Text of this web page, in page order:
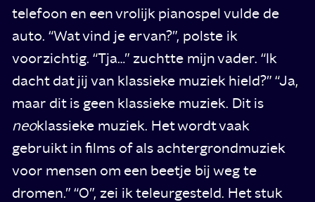
telefoon en een vrolijk pianospel vulde de
auto. “Wat vind je ervan?”, polste ik
voorzichtig. “Tja…” zuchtte mijn vader. “Ik
dacht dat jij van klassieke muziek hield?” “Ja,
maar dit is geen klassieke muziek. Dit is
neoklassieke muziek. Het wordt vaak
gebruikt in films of als achtergrondmuziek
voor mensen om een beetje bij weg te
dromen.” “O”, zei ik teleurgesteld. Het stuk